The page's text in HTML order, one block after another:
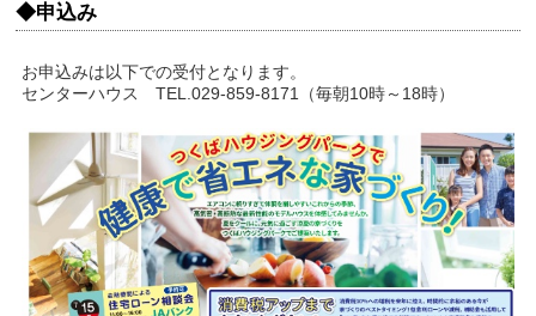
◆申込み
お申込みは以下での受付となります。
センターハウス TEL.029-859-8171（毎朝10時～18時）